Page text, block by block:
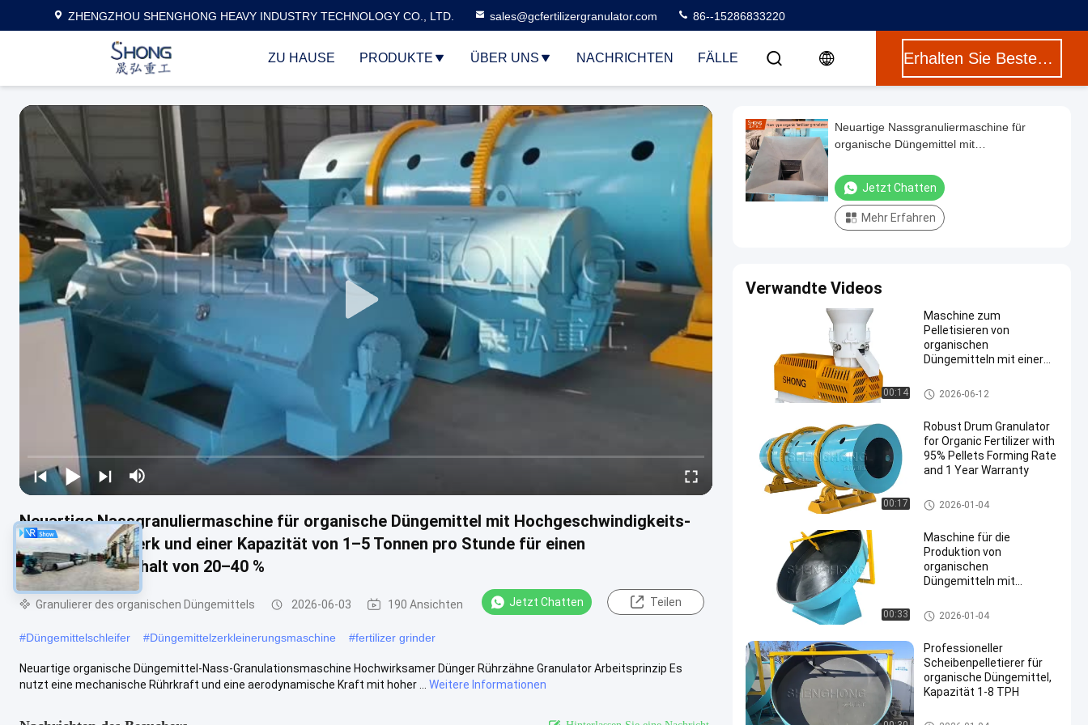
ZHENGZHOU SHENGHONG HEAVY INDUSTRY TECHNOLOGY CO., LTD. sales@gcfertilizergranulator.com 86--15286833220
ZU HAUSE PRODUKTE ÜBER UNS NACHRICHTEN FÄLLE Erhalten Sie Besten Preis
Neuartige Nassgranuliermaschine für organische Düngemittel mit Hochgeschwindigkeits-
Rotationsrührwerk und einer Kapazität von 1–5 Tonnen pro Stunde für einen
Feuchtigkeitsgehalt von 20–40 %
Granulierer des organischen Düngemittels 2026-06-03 190 Ansichten Jetzt Chatten Teilen
#Düngemittelschleifer #Düngemittelzerkleinerungsmaschine #fertilizer grinder
Neuartige organische Düngemittel-Nass-Granulationsmaschine Hochwirksamer Dünger Rührzähne Granulator Arbeitsprinzip Es
nutzt eine mechanische Rührkraft und eine aerodynamische Kraft mit hoher ...
Weitere Informationen
Neuartige Nassgranuliermaschine für
organische Düngemittel mit
und einer Kapazität von 1–5 Tonnen pro
Stunde für einen Feuchtigkeitsgehalt von
20–40 %
Jetzt Chatten
Mehr Erfahren
Verwandte Videos
00:14
Maschine zum
Pelletisieren von
organischen
Düngemitteln mit einer
Tonnen pro Stunde und
einer Granulationsrate
Granulierer des organischen D
üngemittels
2026-06-12
00:17
Robust Drum Granulator
for Organic Fertilizer with
95% Pellets Forming Rate
and 1 Year Warranty
Granulierer des organischen D
üngemittels
2026-01-04
00:33
Maschine für die
Produktion von
organischen
Düngemitteln mit
Granulierer des organischen D
üngemittels
2026-01-04
Professioneller
Scheibenpelletierer für
organische Düngemittel,
Kapazität 1-8 TPH
Granulierer des organischen D